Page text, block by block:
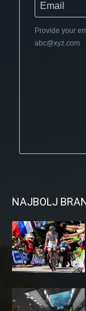
Provide your
abc@xyz.com
NAJBOLJ